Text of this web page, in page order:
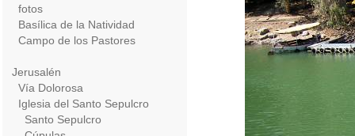
fotos
Basílica de la Natividad
Campo de los Pastores
Jerusalén
Vía Dolorosa
Iglesia del Santo Sepulcro
Santo Sepulcro